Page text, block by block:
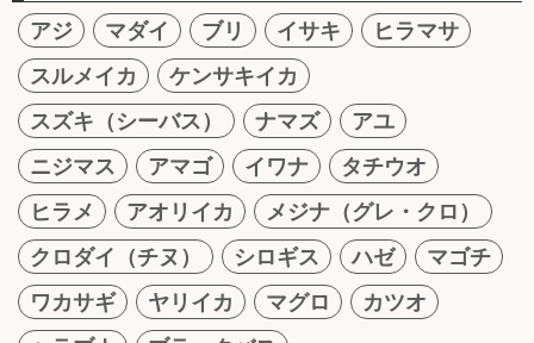
アジ マダイ ブリ イサキ
ヒラマサ
スルメイカ
ケンサキイカ
スズキ（シーバス）
ナマズ
アユ
ニジマス
アマゴ イワナ
タチウオ
ヒラメ
アオリイカ
メジナ（グレ・クロ）
クロダイ（チヌ）
シロギス ハゼ
マゴチ
ワカサギ
ヤリイカ マグロ
カツオ